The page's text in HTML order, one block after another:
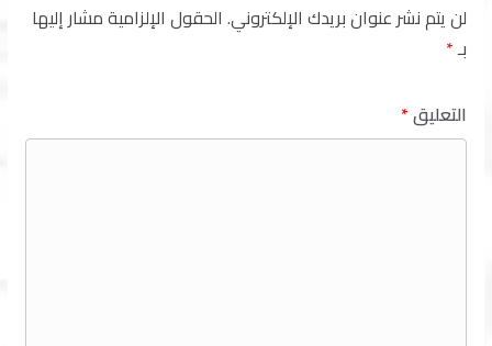
لن يتم نشر عنوان بريدك الإلكتروني. الحقول الإلزامية مشار إليها
بـ*
التعليق*